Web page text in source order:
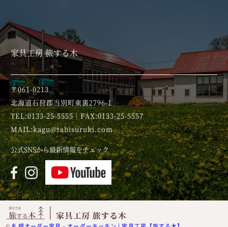
家具工房 旅する木
〒061-0213
北海道石狩郡当別町東裏2796-1
TEL:0133-25-5555｜FAX:0133-25-5557
MAIL:kagu@tabisuruki.com
公式SNSから最新情報をチェック